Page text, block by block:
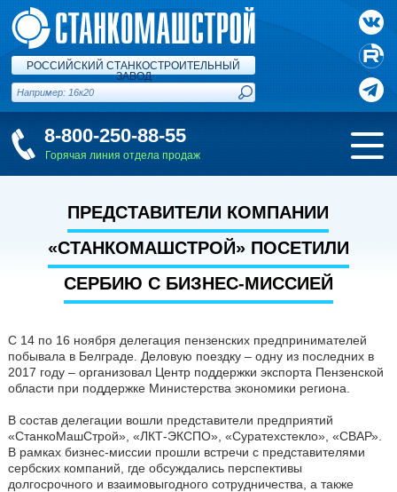
РОССИЙСКИЙ СТАНКОСТРОИТЕЛЬНЫЙ
ЗАВОД
8-800-250-88-55
Горячая линия отдела продаж
ПРЕДСТАВИТЕЛИ КОМПАНИИ
«СТАНКОМАШСТРОЙ» ПОСЕТИЛИ
СЕРБИЮ С БИЗНЕС-МИССИЕЙ
С 14 по 16 ноября делегация пензенских предпринимателей
побывала в Белграде. Деловую поездку – одну из последних в
2017 году – организовал Центр поддержки экспорта Пензенской
области при поддержке Министерства экономики региона.
В состав делегации вошли представители предприятий
«СтанкоМашСтрой», «ЛКТ-ЭКСПО», «Суратехстекло», «СВАР».
В рамках бизнес-миссии прошли встречи с представителями
сербских компаний, где обсуждались перспективы
долгосрочного и взаимовыгодного сотрудничества, а также